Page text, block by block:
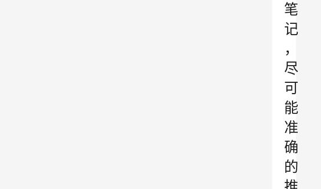
笔
记
，
尽
可
能
准
确
的